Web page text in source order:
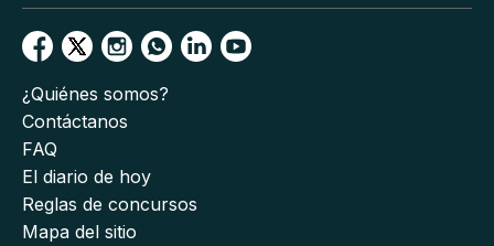
¿Quiénes somos?
Contáctanos
FAQ
El diario de hoy
Reglas de concursos
Mapa del sitio